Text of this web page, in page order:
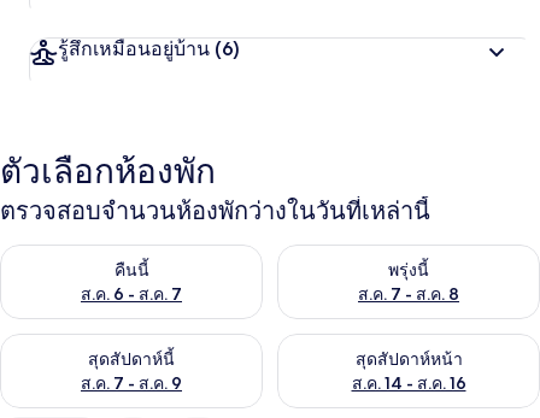
รู้สึกเหมือนอยู่บ้าน (6)
ตัวเลือกห้องพัก
ตรวจสอบจำนวนห้องพักว่างในวันที่เหล่านี้
คืนนี้
ส.ค. 6 - ส.ค. 7
ตรวจสอบจำนวนห้องพักว่างในคืนนี้ ส.ค. 6 - ส.ค. 7พรุ่งนี้
ส.ค. 7 - ส.ค. 8
ตรวจสอบจำนวนห้องพักว่างใน
สุดสัปดาห์นี้
ส.ค. 7 - ส.ค. 9
ตรวจสอบจำนวนห้องพักว่างในสุดสัปดาห์นี้ ส.ค. 7 - ส.ค. 9
สุดสัปดาห์หน้า
ส.ค. 14 - ส.ค. 16
ตรวจสอบจำนวนห้องพักว่างใน